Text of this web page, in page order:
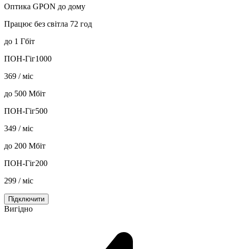
Оптика GPON до дому
Працює без світла 72 год
до 1 Гбіт
ПОН-Гіг1000
369 / міс
до 500 Мбіт
ПОН-Гіг500
349 / міс
до 200 Мбіт
ПОН-Гіг200
299 / міс
Підключити
Вигідно